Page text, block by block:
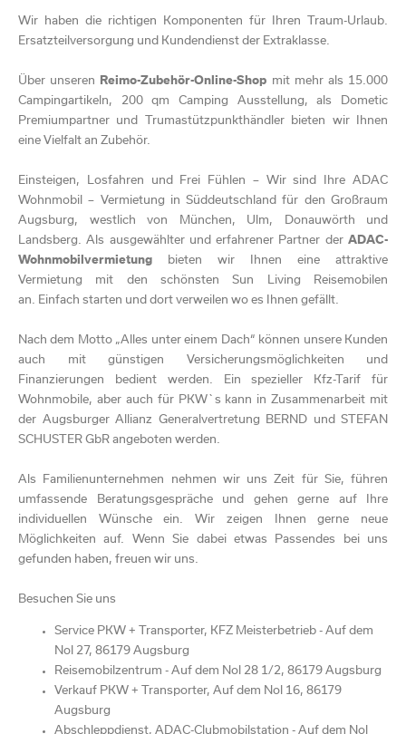
Wir haben die richtigen Komponenten für Ihren Traum-Urlaub.
Ersatzteilversorgung und Kundendienst der Extraklasse.
Über unseren Reimo-Zubehör-Online-Shop mit mehr als 15.000
Campingartikeln, 200 qm Camping Ausstellung, als Dometic
Premiumpartner und Trumastützpunkthändler bieten wir Ihnen
eine Vielfalt an Zubehör.
Einsteigen, Losfahren und Frei Fühlen – Wir sind Ihre ADAC
Wohnmobil – Vermietung in Süddeutschland für den Großraum
Augsburg, westlich von München, Ulm, Donauwörth und
Landsberg. Als ausgewählter und erfahrener Partner der ADAC-
Wohnmobilvermietung bieten wir Ihnen eine attraktive
Vermietung mit den schönsten Sun Living Reisemobilen
an. Einfach starten und dort verweilen wo es Ihnen gefällt.
Nach dem Motto „Alles unter einem Dach“ können unsere Kunden
auch mit günstigen Versicherungsmöglichkeiten und
Finanzierungen bedient werden. Ein spezieller Kfz-Tarif für
Wohnmobile, aber auch für PKW`s kann in Zusammenarbeit mit
der Augsburger Allianz Generalvertretung BERND und STEFAN
SCHUSTER GbR angeboten werden.
Als Familienunternehmen nehmen wir uns Zeit für Sie, führen
umfassende Beratungsgespräche und gehen gerne auf Ihre
individuellen Wünsche ein. Wir zeigen Ihnen gerne neue
Möglichkeiten auf. Wenn Sie dabei etwas Passendes bei uns
gefunden haben, freuen wir uns.
Besuchen Sie uns
Service PKW + Transporter, KFZ Meisterbetrieb - Auf dem
Nol 27, 86179 Augsburg
Reisemobilzentrum - Auf dem Nol 28 1/2, 86179 Augsburg
Verkauf PKW + Transporter, Auf dem Nol 16, 86179
Augsburg
Abschleppdienst, ADAC-Clubmobilstation - Auf dem Nol